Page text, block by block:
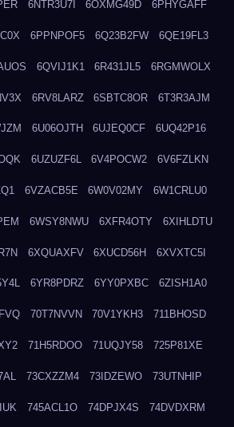
6NTR3U7I 6OXMG49D 6PHYGAFF
6PPNPOF5 6Q23B2FW 6QE19FL3
6QVIJ1K1 6R431JL5 6RGMWOLX
6RV8LARZ 6SBTC8OR 6T3R3AJM
6U06OJTH 6UJEQ0CF 6UQ42P16
6UZUZF6L 6V4POCW2 6V6FZLKN
6VZACB5E 6W0V02MY 6W1CRLU0
6WSY8NWU 6XFR4OTY 6XIHLDTU
6XQUAXFV 6XUCD56H 6XVXTC5I
6YR8PDRZ 6YY0PXBC 6ZISH1A0
70T7NVVN 70V1YKH3 711BHOSD
71H5RDOO 71UQJY58 725P81XE
73CXZZM4 73IDZEWO 73UTNHIP
745ACL1O 74DPJX4S 74DVDXRM